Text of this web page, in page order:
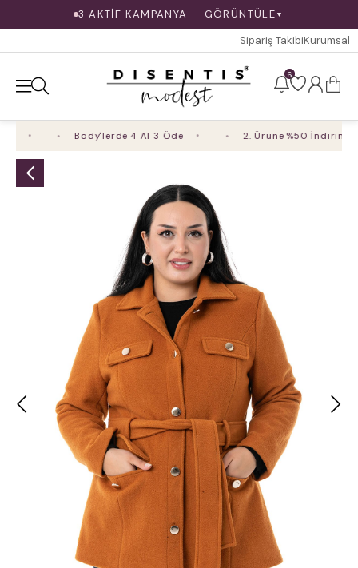
3 AKTİF KAMPANYA — GÖRÜNTÜLE ▼
Sipariş TakibiKurumsal
6
Body'lerde 4 Al 3 Öde 2. Ürüne %50 İndirim